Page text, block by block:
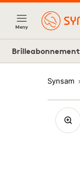
Meny
Brilleabonnement
Synsam